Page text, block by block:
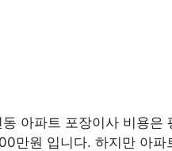
아파트 포장이사 비용은
만원 입니다. 하지만 아파